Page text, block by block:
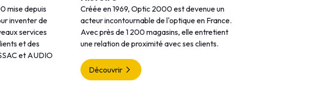
mise depuis
inventer de
services
et des
et AUDIO
Créée en 1969, Optic 2000 est devenue un
acteur incontournable de l'optique en France.
Avec près de 1 200 magasins, elle entretient
une relation de proximité avec ses clients.
Découvrir